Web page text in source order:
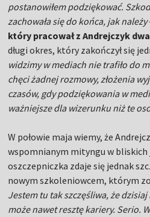
postanowiłem podziękować.
zachowała się do końca, jak należy
który pracował z Andrejczyk
długi okres, który zakończył się
widzimy w mediach nie trafiło do
chęci żadnej rozmowy, złożenia
czasów, gdy podziękowania w
ważniejsze dla wizerunku niż te
W połowie maja wiemy, że
wspomnianym mityngu w bliskich
oszczepniczka zdaje się jednak
nowym szkoleniowcem, którym
Jestem tu tak szczęśliwa, że
może nawet resztę kariery. Serio.